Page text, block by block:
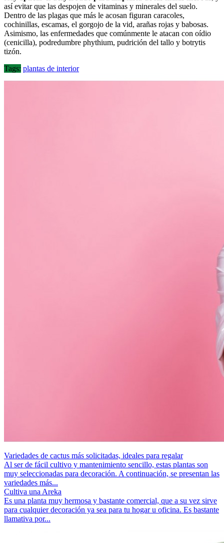
así evitar que las despojen de vitaminas y minerales del suelo.
Dentro de las plagas que más le acosan figuran caracoles,
cochinillas, escamas, el gorgojo de la vid, arañas rojas y babosas.
Asimismo, las enfermedades que comúnmente le atacan con oídio
(cenicilla), podredumbre phythium, pudrición del tallo y botrytis
tizón.
Tags: plantas de interior
Variedades de cactus más solicitadas, ideales para regalar
Al ser de fácil cultivo y mantenimiento sencillo, estas plantas son
muy seleccionadas para decoración. A continuación, se presentan las
variedades más...
Cultiva una Areka
Es una planta muy hermosa y bastante comercial, que a su vez sirve
para cualquier decoración ya sea para tu hogar u oficina. Es bastante
llamativa por...